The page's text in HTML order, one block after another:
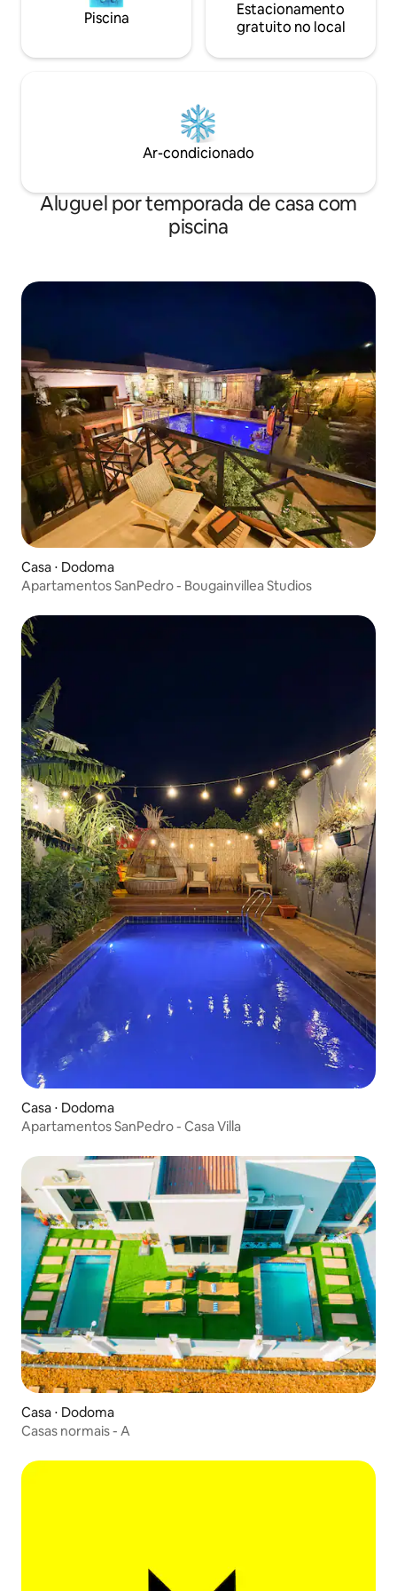
Piscina
Estacionamento
gratuito no local
Ar-condicionado
Aluguel por temporada de casa com
piscina
Casa ⋅ Dodoma
Apartamentos SanPedro - Bougainvillea Studios
Casa ⋅ Dodoma
Apartamentos SanPedro - Casa Villa
Casa ⋅ Dodoma
Casas normais - A